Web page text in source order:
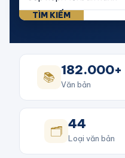
TÌM KIẾM
📚 182.000+
Văn bản
🗂️ 44
Loại văn bản